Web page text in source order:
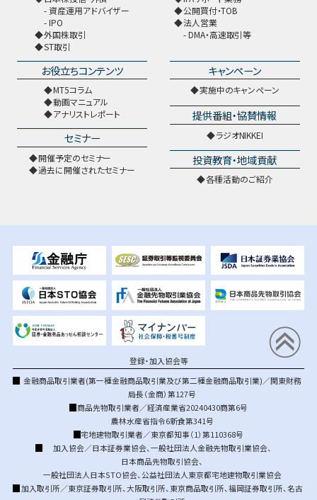
資産運用アドバイザー
IPO
外国株取引
ST取引
公開買付・TOB
法人営業
DMA・高速取引等
お役立ちコンテンツ
MT5コラム
動画マニュアル
アナリストレポート
セミナー
開催予定のセミナー
過去に開催されたセミナー
キャンペーン
実施中のキャンペーン
提供番組・協賛情報
ラジオNIKKEI
投資教育・地域貢献
各種活動のご紹介
登録・加入協会等
金融商品取引業者(第一種金融商品取引業及び第二種金融商品取引業)／関東財務
局長（金商）第127号
商品先物取引業者／経済産業省20240430商第6号
農林水産省指令6新食第341号
宅地建物取引業者／東京都知事（1）第110368号
加入協会／日本証券業協会、 一般社団法人金融先物取引業協会、
日本商品先物取引協会、
一般社団法人日本STO協会、 公益社団法人東京都宅地建物取引業協会
加入取引所／東京証券取引所、大阪取引所、 東京商品取引所、福岡証券取引所、名古